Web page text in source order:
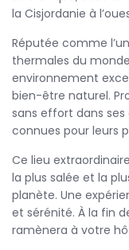
la Cisjordanie à
Réputée comme
thermales du
environnement
bien-être naturel.
sans effort dans
connues pour leurs
Ce lieu
la plus salée et la
planète. Une
et sérénité. À la fin
ramènera à votre